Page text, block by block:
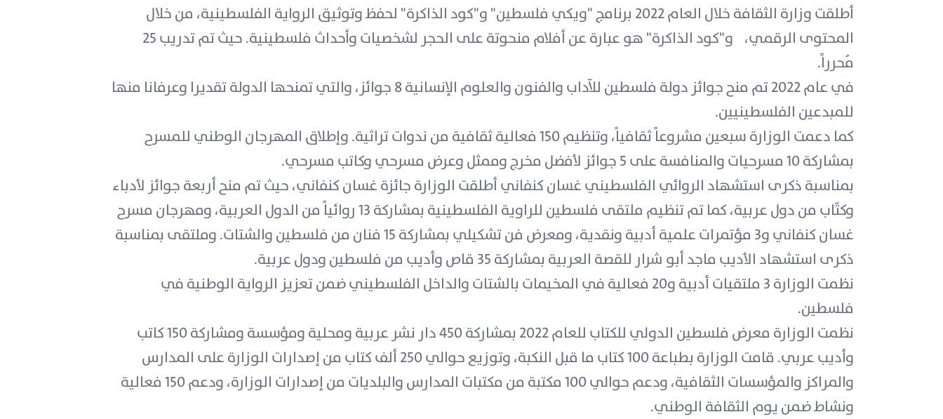
أطلقت وزارة الثقافة خلال العام 2022 برنامج "ويكي فلسطين" و"كود الذاكرة" لحفظ وتوثيق الرواية الفلسطينية، من خلال
المحتوى الرقمي، و"كود الذاكرة" هو عبارة عن أفلام منحوتة على الحجر لشخصيات وأحداث فلسطينية. حيث تم تدريب 25
مُحرراً.
في عام 2022 تم منح جوائز دولة فلسطين للآداب والفنون والعلوم الإنسانية 8 جوائز، والتي تمنحها الدولة تقديرا وعرفانا منها
للمبدعين الفلسطينيين.
كما دعمت الوزارة سبعين مشروعاً ثقافياً، وتنظيم 150 فعالية ثقافية من ندوات تراثية. وإطلاق المهرجان الوطني للمسرح
بمشاركة 10 مسرحيات والمنافسة على 5 جوائز لأفضل مخرج وممثل وعرض مسرحي وكاتب مسرحي.
بمناسبة ذكرى استشهاد الروائي الفلسطيني غسان كنفاني أطلقت الوزارة جائزة غسان كنفاني، حيث تم منح أربعة جوائز لأدباء
وكتّاب من دول عربية، كما تم تنظيم ملتقى فلسطين للراوية الفلسطينية بمشاركة 13 روائياً من الدول العربية، ومهرجان مسرح
غسان كنفاني و3 مؤتمرات علمية أدبية ونقدية، ومعرض فن تشكيلي بمشاركة 15 فنان من فلسطين والشتات. وملتقى بمناسبة
ذكرى استشهاد الأديب ماجد أبو شرار للقصة العربية بمشاركة 35 قاص وأديب من فلسطين ودول عربية.
نظمت الوزارة 3 ملتقيات أدبية و20 فعالية في المخيمات بالشتات والداخل الفلسطيني ضمن تعزيز الرواية الوطنية في
فلسطين.
نظمت الوزارة معرض فلسطين الدولي للكتاب للعام 2022 بمشاركة 450 دار نشر عربية ومحلية ومؤسسة ومشاركة 150 كاتب
وأديب عربي. قامت الوزارة بطباعة 100 كتاب ما قبل النكبة، وتوزيع حوالي 250 ألف كتاب من إصدارات الوزارة على المدارس
والمراكز والمؤسسات الثقافية، ودعم حوالي 100 مكتبة من مكتبات المدارس والبلديات من إصدارات الوزارة، ودعم 150 فعالية
ونشاط ضمن يوم الثقافة الوطني.